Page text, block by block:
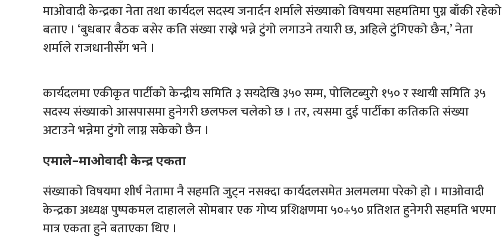
माओवादी केन्द्रका नेता तथा कार्यदल सदस्य जनार्दन शर्माले संख्याको विषयमा सहमतिमा पुग्न बाँकी रहेको
बताए । ‘बुधबार बैठक बसेर कति संख्या राख्ने भन्ने टुंगो लगाउने तयारी छ, अहिले टुंगिएको छैन,’ नेता
शर्माले राजधानीसँग भने ।
कार्यदलमा एकीकृत पार्टीको केन्द्रीय समिति ३ सयदेखि ३५० सम्म, पोलिटब्युरो १५० र स्थायी समिति ३५
सदस्य संख्याको आसपासमा हुनेगरी छलफल चलेको छ । तर, त्यसमा दुई पार्टीका कतिकति संख्या
अटाउने भन्नेमा टुंगो लाग्न सकेको छैन ।
एमाले–माओवादी केन्द्र एकता
संख्याको विषयमा शीर्ष नेतामा नै सहमति जुट्न नसक्दा कार्यदलसमेत अलमलमा परेको हो । माओवादी
केन्द्रका अध्यक्ष पुष्पकमल दाहालले सोमबार एक गोप्य प्रशिक्षणमा ५०÷५० प्रतिशत हुनेगरी सहमति भएमा
मात्र एकता हुने बताएका थिए ।